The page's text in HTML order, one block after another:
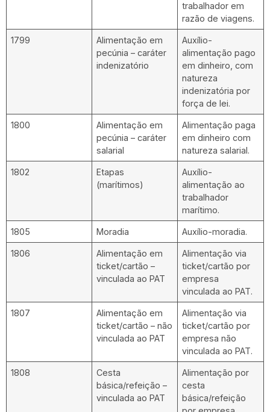
trabalhador em
razão de viagens.
1799
Alimentação em
pecúnia – caráter
indenizatório
Auxílio-
alimentação pago
em dinheiro, com
natureza
indenizatória por
força de lei.
1800
Alimentação em
pecúnia – caráter
salarial
Alimentação paga
em dinheiro com
natureza salarial.
1802
Etapas
(marítimos)
Auxílio-
alimentação ao
trabalhador
marítimo.
1805 Moradia Auxílio-moradia.
1806
Alimentação em
ticket/cartão –
vinculada ao PAT
Alimentação via
ticket/cartão por
empresa
vinculada ao PAT.
1807
Alimentação em
ticket/cartão – não
vinculada ao PAT
Alimentação via
ticket/cartão por
empresa não
vinculada ao PAT.
1808
Cesta
básica/refeição –
vinculada ao PAT
Alimentação por
cesta
básica/refeição